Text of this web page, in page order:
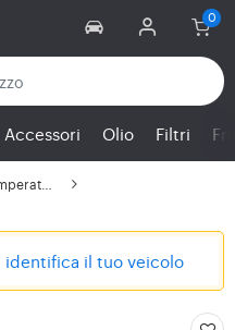
Accessori Olio Filtri
identifica il tuo veicolo